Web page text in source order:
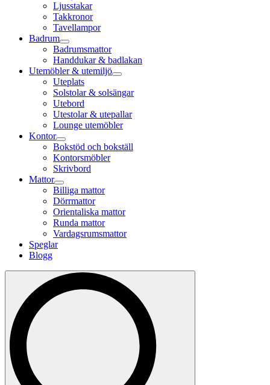
Ljusstakar
Takkronor
Tavellampor
Badrum
Badrumsmattor
Handdukar & badlakan
Utemöbler & utemiljö
Uteplats
Solstolar & solsängar
Utebord
Utestolar & utepallar
Lounge utemöbler
Kontor
Bokstöd och bokställ
Kontorsmöbler
Skrivbord
Mattor
Billiga mattor
Dörrmattor
Orientaliska mattor
Runda mattor
Vardagsrumsmattor
Speglar
Blogg